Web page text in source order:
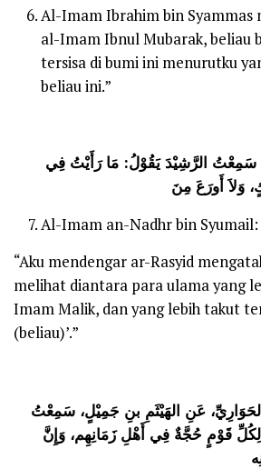
Al-Imam Ibrahim bin Syammas
al-Imam Ibnul Mubarak, beliau
tersisa di bumi ini menurutku
beliau ini.”
الرَّشِيْدَ يَقُوْلُ: مَا رَأَيْتُ فِي
وَلاَ أَورَعَ مِنَ
Al-Imam an-Nadhr bin Syumail:
“Aku mendengar ar-Rasyid
melihat diantara para ulama yang
Imam Malik, dan yang lebih takut
(beliau)’.”
عَنِ الهَيْثَمِ بنِ جَمِيْلٍ، سَمِعْتُ
قَوْمٍ حُجَّةٌ فِي أَهْلِ زَمَانِهِم، وَإِنَّ